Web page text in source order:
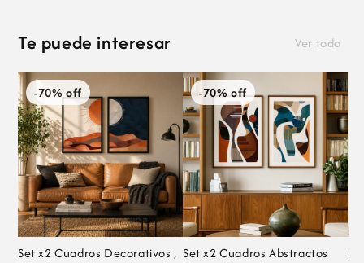
Te puede interesar Ver todo
-70% off
Set x2 Cuadros Decorativos ,
-70% off
Set x2 Cuadros Abstractos